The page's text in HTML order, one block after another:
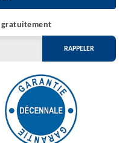
gratuitement